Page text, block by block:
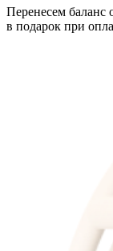
Перенесем баланс
в подарок при